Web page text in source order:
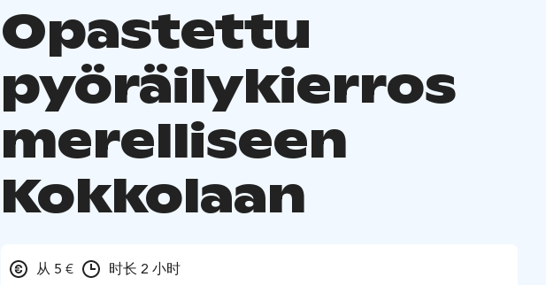
Opastettu
pyöräilykierros
merelliseen
Kokkolaan
从 5 € 时长 2 小时